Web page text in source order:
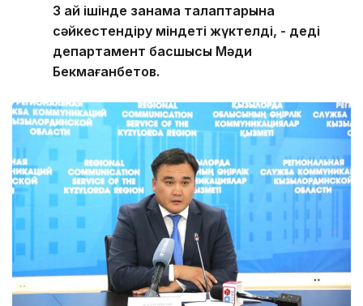
3 ай ішінде заңнама талаптарына
сәйкестендіру міндеті жүктелді, - деді
департамент басшысы Мәди
Бекмағанбетов.